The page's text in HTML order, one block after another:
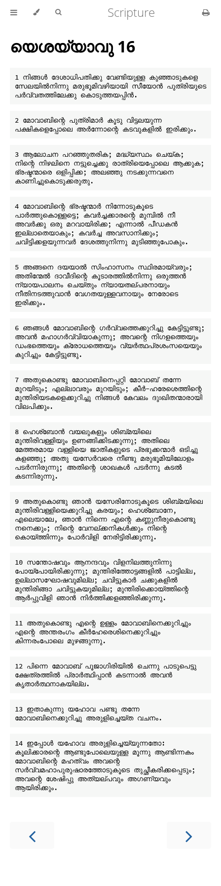
Scripture
യെശയ്യാവു 16
1 നിങ്ങൾ ദേശാധിപതിക്കു വേണ്ടിയുള്ള കുഞ്ഞാടുകളെ
സേലയിൽനിന്നു മരുഭൂമിവഴിയായി സീയോൻ പുത്രിയുടെ
2 മോവാബിന്റെ പുത്രിമാർ കൂടു വിട്ടലയുന്ന
3 ആലോചന പറഞ്ഞുതരിക; മദ്ധ്യസ്ഥം ചെയ്ക;
നിന്റെ നിഴലിനെ നട്ടുച്ചെക്കു രാത്രിയെപ്പോലെ ആക്കുക;
ഭ്രഷ്ടന്മാരെ ഒളിപ്പിക്ക; അലഞ്ഞു നടക്കുന്നവനെ
4 മോവാബിന്റെ ഭ്രഷ്ടന്മാർ നിന്നോടുകൂടെ
പാർത്തുകൊള്ളട്ടെ; കവർച്ചക്കാരന്റെ മുമ്പിൽ നീ
അവർക്കു ഒരു മറവായിരിക്ക; എന്നാൽ പീഡകൻ
ഇല്ലാതെയാകും; കവർച്ച അവസാനിക്കും;
5 അങ്ങനെ ദയയാൽ സിംഹാസനം സ്ഥിരമായ്‌വരും;
അതിന്മേൽ ദാവീദിന്റെ കൂടാരത്തിൽനിന്നു ഒരുത്തൻ
ന്യായപാലനം ചെയ്തും ന്യായതല്പരനായും
നീതിനടത്തുവാൻ വേഗതയുള്ളവനായും നേരോടെ
6 ഞങ്ങൾ മോവാബിന്റെ ഗർവ്വത്തെക്കുറിച്ചു കേട്ടിട്ടുണ്ടു;
അവൻ മഹാഗർവ്വിയാകുന്നു; അവന്റെ നിഗളത്തെയും
ഡംഭത്തെയും ക്രോധത്തെയും വ്യർത്ഥപ്രശംസയെയും
7 അതുകൊണ്ടു മോവാബിനെപ്പറ്റി മോവാബ് തന്നേ
മുറയിടും; എല്ലാവരും മുറയിടും; കീർ-ഹരേശെത്തിന്റെ
മുന്തിരിയടകളെക്കുറിച്ചു നിങ്ങൾ കേവലം ദുഃഖിതന്മാരായി
8 ഹെശ്ബോൻ വയലുകളും ശിബ്മയിലെ
മുന്തിരിവള്ളിയും ഉണങ്ങിക്കിടക്കുന്നു; അതിലെ
മേത്തരമായ വള്ളിയെ ജാതികളുടെ പ്രഭുക്കന്മാർ ഒടിച്ചു
കളഞ്ഞു; അതു യസേർവരെ നീണ്ടു മരുഭൂമിയിലോളം
പടർന്നിരുന്നു; അതിന്റെ ശാഖകൾ പടർന്നു കടൽ
9 അതുകൊണ്ടു ഞാൻ യസേരിനോടുകൂടെ ശിബ്മയിലെ
മുന്തിരിവള്ളിയെക്കുറിച്ചു കരയും; ഹെശ്ബോനേ,
എലെയാലേ, ഞാൻ നിന്നെ എന്റെ കണ്ണുനീരുകൊണ്ടു
നനെക്കും; നിന്റെ വേനല്ക്കനികൾക്കും നിന്റെ
10 സന്തോഷവും ആനന്ദവും വിളനിലത്തുനിന്നു
പോയ്പോയിരിക്കുന്നു; മുന്തിരിത്തോട്ടങ്ങളിൽ പാട്ടില്ല,
ഉല്ലാസഘോഷവുമില്ല; ചവിട്ടുകാർ ചക്കുകളിൽ
മുന്തിരിങ്ങാ ചവിട്ടുകയുമില്ല; മുന്തിരിക്കൊയ്ത്തിന്റെ
11 അതുകൊണ്ടു എന്റെ ഉള്ളം മോവാബിനെക്കുറിച്ചും
എന്റെ അന്തരംഗം കീർഹേരെശിനെക്കുറിച്ചും
12 പിന്നെ മോവാബ് പൂജാഗിരിയിൽ ചെന്നു പാടുപെട്ടു
ക്ഷേത്രത്തിൽ പ്രാർത്ഥിപ്പാൻ കടന്നാൽ അവൻ
13 ഇതാകുന്നു യഹോവ പണ്ടു തന്നേ
14 ഇപ്പോൾ യഹോവ അരുളിച്ചെയ്യുന്നതോ:
കൂലിക്കാരന്റെ ആണ്ടുപോലെയുള്ള മൂന്നു ആണ്ടിന്നകം
മോവാബിന്റെ മഹത്വം അവന്റെ
സർവ്വമഹാപുരുഷാരത്തോടുകൂടെ തുച്ഛീകരിക്കപ്പെടും;
അവന്റെ ശേഷിപ്പു അത്യല്പവും അഗണ്യവും